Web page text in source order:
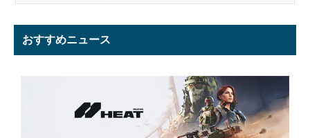
おすすめニュース